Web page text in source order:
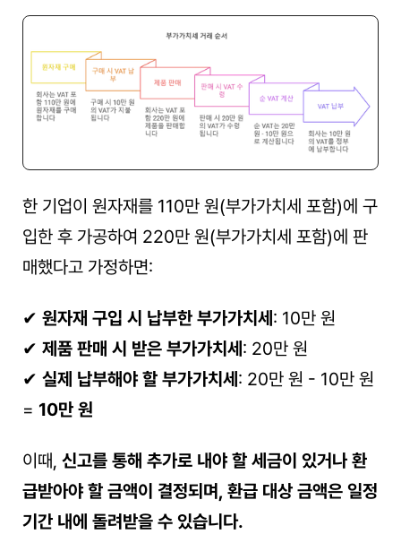
한 기업이 원자재를 110만 원(부가가치세 포함)에 구
입한 후 가공하여 220만 원(부가가치세 포함)에 판
매했다고 가정하면:
✔ 원자재 구입 시 납부한 부가가치세 : 10만 원
✔ 제품 판매 시 받은 부가가치세 : 20만 원
✔ 실제 납부해야 할 부가가치세 : 20만 원 - 10만 원
= 10만 원
이때, 신고를 통해 추가로 내야 할 세금이 있거나 환
급받아야 할 금액이 결정되며, 환급 대상 금액은 일정
기간 내에 돌려받을 수 있습니다.